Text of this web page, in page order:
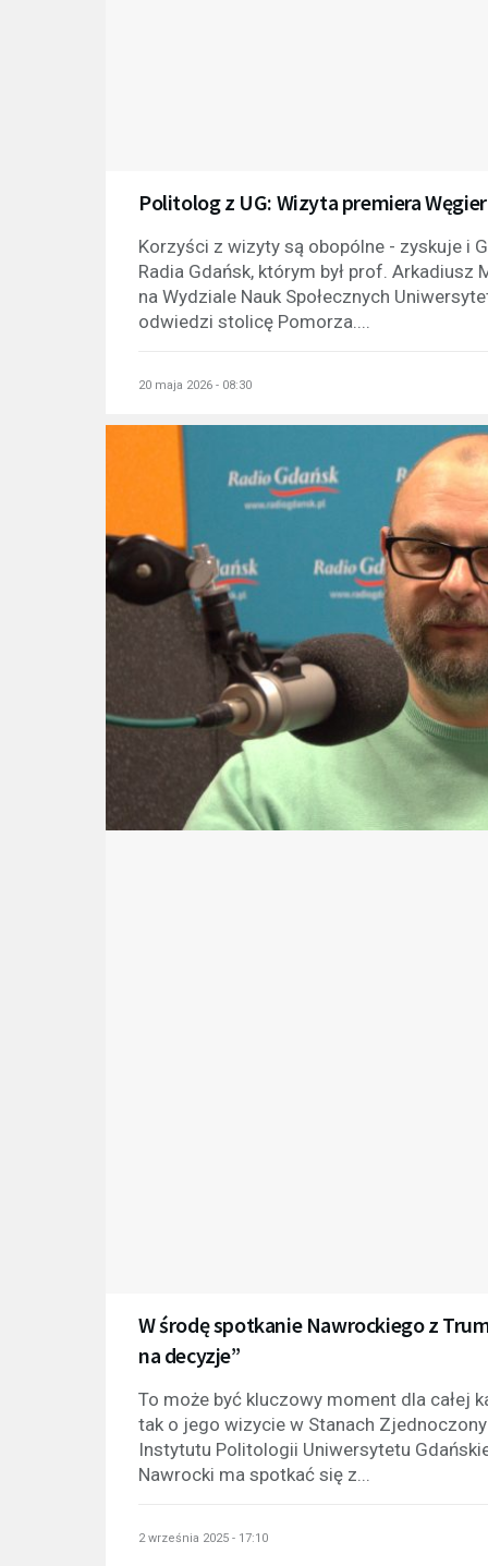
Politolog z UG: Wizyta premiera
Korzyści z wizyty są obopólne - zyskuje i
Radia Gdańsk, którym był prof.
na Wydziale Nauk Społecznych
odwiedzi stolicę Pomorza....
20 maja 2026 - 08:30
W środę spotkanie Nawrockiego z
na decyzje”
To może być kluczowy moment dla całej
tak o jego wizycie w Stanach
Instytutu Politologii Uniwersytetu
Nawrocki ma spotkać się z...
2 września 2025 - 17:10